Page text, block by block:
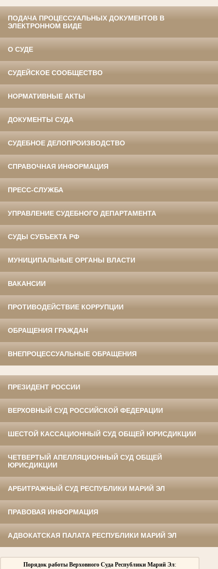
ПОДАЧА ПРОЦЕССУАЛЬНЫХ ДОКУМЕНТОВ В
ЭЛЕКТРОННОМ ВИДЕ
О СУДЕ
СУДЕЙСКОЕ СООБЩЕСТВО
НОРМАТИВНЫЕ АКТЫ
ДОКУМЕНТЫ СУДА
СУДЕБНОЕ ДЕЛОПРОИЗВОДСТВО
СПРАВОЧНАЯ ИНФОРМАЦИЯ
ПРЕСС-СЛУЖБА
УПРАВЛЕНИЕ СУДЕБНОГО ДЕПАРТАМЕНТА
СУДЫ СУБЪЕКТА РФ
МУНИЦИПАЛЬНЫЕ ОРГАНЫ ВЛАСТИ
ВАКАНСИИ
ПРОТИВОДЕЙСТВИЕ КОРРУПЦИИ
ОБРАЩЕНИЯ ГРАЖДАН
ВНЕПРОЦЕССУАЛЬНЫЕ ОБРАЩЕНИЯ
ПРЕЗИДЕНТ РОССИИ
ВЕРХОВНЫЙ СУД РОССИЙСКОЙ ФЕДЕРАЦИИ
ШЕСТОЙ КАССАЦИОННЫЙ СУД ОБЩЕЙ ЮРИСДИКЦИИ
ЧЕТВЕРТЫЙ АПЕЛЛЯЦИОННЫЙ СУД ОБЩЕЙ
ЮРИСДИКЦИИ
АРБИТРАЖНЫЙ СУД РЕСПУБЛИКИ МАРИЙ ЭЛ
ПРАВОВАЯ ИНФОРМАЦИЯ
АДВОКАТСКАЯ ПАЛАТА РЕСПУБЛИКИ МАРИЙ ЭЛ
Порядок работы Верховного Суда Республики Марий Эл: